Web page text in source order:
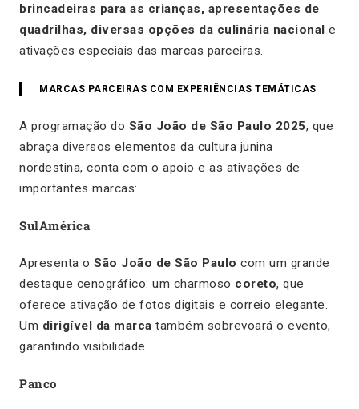
brincadeiras para as crianças, apresentações de
quadrilhas, diversas opções da culinária nacional e
ativações especiais das marcas parceiras.
MARCAS PARCEIRAS COM EXPERIÊNCIAS TEMÁTICAS
A programação do São João de São Paulo 2025, que
abraça diversos elementos da cultura junina
nordestina, conta com o apoio e as ativações de
importantes marcas:
SulAmérica
Apresenta o São João de São Paulo com um grande
destaque cenográfico: um charmoso coreto, que
oferece ativação de fotos digitais e correio elegante.
Um dirigível da marca também sobrevoará o evento,
garantindo visibilidade.
Panco